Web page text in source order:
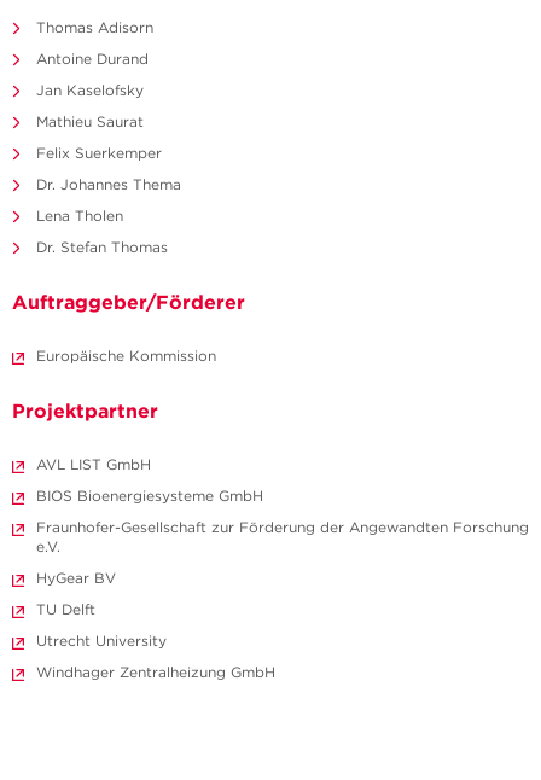
Thomas Adisorn
Antoine Durand
Jan Kaselofsky
Mathieu Saurat
Felix Suerkemper
Dr. Johannes Thema
Lena Tholen
Dr. Stefan Thomas
Auftraggeber/Förderer
Europäische Kommission
Projektpartner
AVL LIST GmbH
BIOS Bioenergiesysteme GmbH
Fraunhofer-Gesellschaft zur Förderung der Angewandten Forschung
e.V.
HyGear BV
TU Delft
Utrecht University
Windhager Zentralheizung GmbH